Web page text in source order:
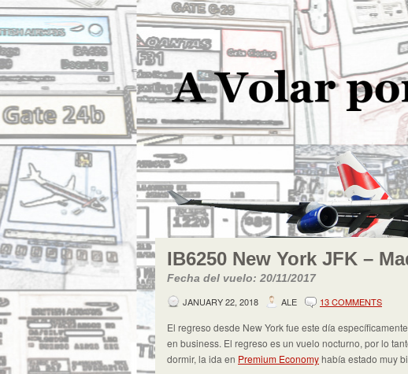
IB6250 New York JFK –
Fecha del vuelo: 20/11/2017
JANUARY 22, 2018
ALE 13 COMMENTS
El regreso desde New York fue este día
en business. El regreso es un vuelo nocturno, por lo
dormir, la ida en Premium Economyhabía estado muy